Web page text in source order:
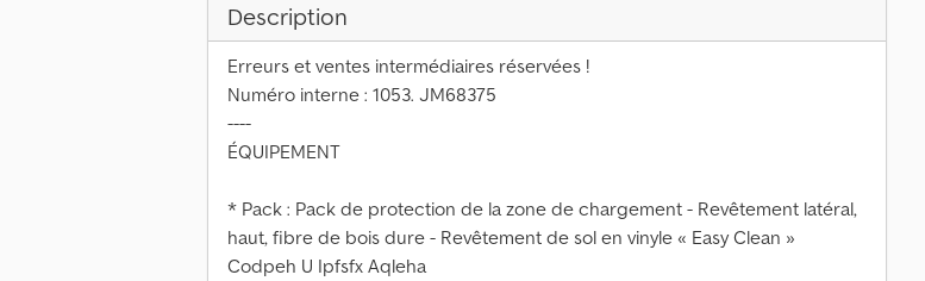
Description
Erreurs et ventes intermédiaires réservées !
Numéro interne : 1053. JM68375
----
ÉQUIPEMENT
* Pack : Pack de protection de la zone de chargement - Revêtement latéral,
haut, fibre de bois dure - Revêtement de sol en vinyle « Easy Clean »
Codpeh U Ipfsfx Aqleha